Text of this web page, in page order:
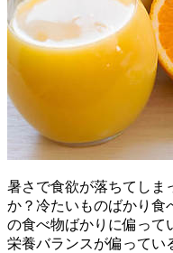
暑さで食欲が落ちてしま
か？冷たいものばかり食
の食べ物ばかりに偏って
栄養バランスが偏ってい